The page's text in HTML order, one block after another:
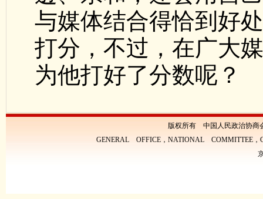
与媒体结合得恰到好
打分，不过，在广大
为他打好了分数呢？
版权所有 中国人民政治协商
GENERAL OFFICE，NATIONAL COMMITTEE，